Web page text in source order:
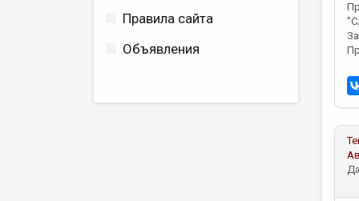
Правила сайта
Объявления